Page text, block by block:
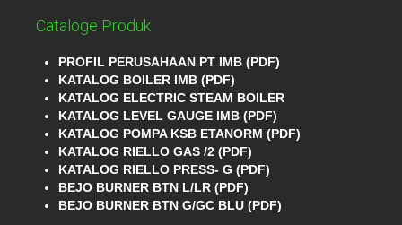
Cataloge Produk
PROFIL PERUSAHAAN PT IMB (PDF)
KATALOG BOILER IMB (PDF)
KATALOG ELECTRIC STEAM BOILER
KATALOG LEVEL GAUGE IMB (PDF)
KATALOG POMPA KSB ETANORM (PDF)
KATALOG RIELLO GAS /2 (PDF)
KATALOG RIELLO PRESS- G (PDF)
BEJO BURNER BTN L/LR (PDF)
BEJO BURNER BTN G/GC BLU (PDF)